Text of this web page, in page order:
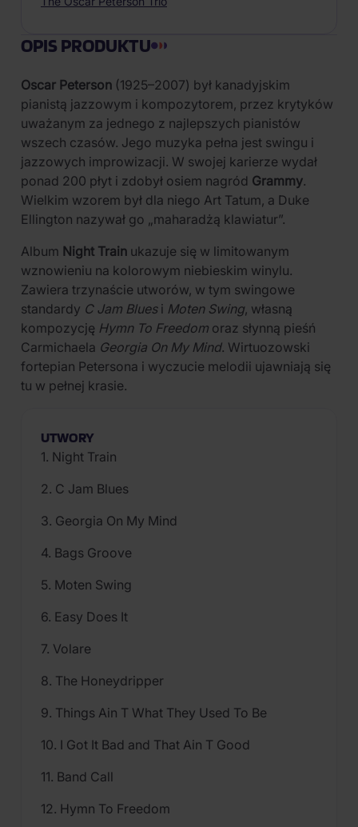
OPIS PRODUKTU
Oscar Peterson (1925–2007) był kanadyjskim
pianistą jazzowym i kompozytorem, przez krytyków
uważanym za jednego z najlepszych pianistów
wszech czasów. Jego muzyka pełna jest swingu i
jazzowych improwizacji. W swojej karierze wydał
ponad 200 płyt i zdobył osiem nagród Grammy.
Wielkim wzorem był dla niego Art Tatum, a Duke
Ellington nazywał go „maharadżą klawiatur”.
Album Night Train ukazuje się w limitowanym
wznowieniu na kolorowym niebieskim winylu.
Zawiera trzynaście utworów, w tym swingowe
standardy C Jam Bluesi Moten Swing, własną
kompozycję Hymn To Freedom oraz słynną pieśń
Carmichaela Georgia On My Mind. Wirtuozowski
fortepian Petersona i wyczucie melodii ujawniają się
tu w pełnej krasie.
UTWORY
1. Night Train
2. C Jam Blues
3. Georgia On My Mind
4. Bags Groove
5. Moten Swing
6. Easy Does It
7. Volare
8. The Honeydripper
9. Things Ain T What They Used To Be
10. I Got It Bad and That Ain T Good
11. Band Call
12. Hymn To Freedom